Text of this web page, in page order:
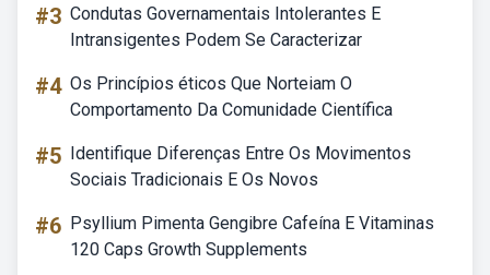
#3 Condutas Governamentais Intolerantes E
Intransigentes Podem Se Caracterizar
#4 Os Princípios éticos Que Norteiam O
Comportamento Da Comunidade Científica
#5 Identifique Diferenças Entre Os Movimentos
Sociais Tradicionais E Os Novos
#6 Psyllium Pimenta Gengibre Cafeína E Vitaminas
120 Caps Growth Supplements